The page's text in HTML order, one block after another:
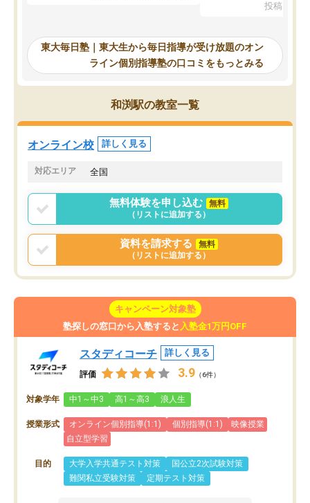
東大毎日塾にたどり着きました。学習
の長期計画や日々の勉強のやり方につ
いて客観的なアドバイスをいただけた
ので、自信をもって受験勉強を進める
ことができました。自分のように勉強
のやり方や進捗管理で苦労している方
には特におすすめしたい塾です。
投稿日：
東大毎日塾｜東大生から毎日指導が受け放題のオン
ライン個別指導塾の口コミをもっとみる
和渕駅の教室一覧
オンライン校 詳しく見る
対応エリア 全国
無料体験を申し込む
無料
（リストに追加する）
資料を請求する
無料
（リストに追加する）
キャンペーン対象塾
塾探しの窓口から入塾すると 入塾金1万円OFF
スタディコーチ 詳しく見る
評価 3.9 （6件）
対象学年 中1～中3 高1～高3 浪人生
授業形式 オンライン個別指導(1:1) 個別指導(1:1)
映像授業
自立型学習
目的 大学入学共通テスト対策
国公立2次試験対策
難関私立受験対策
定期テスト対策